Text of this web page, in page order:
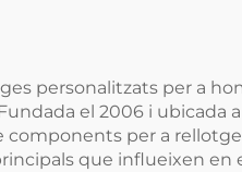
personalitzats per a
el 2006 i ubicada
components per a
que influeixen en